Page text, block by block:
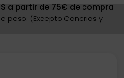
a partir de 75€ de compra
peso. (Excepto Canarias y